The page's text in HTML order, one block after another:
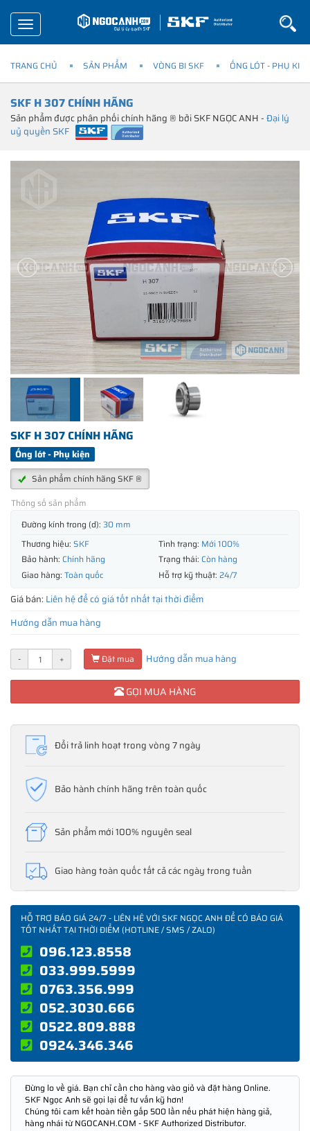
Toggle
navigation
TRANG CHỦ SẢN PHẨM VÒNG BI SKF ỐNG LÓT - PHỤ KIỆN
SKF H 307 CHÍNH HÃNG
Sản phẩm được phân phối chính hãng ® bởi SKF NGỌC ANH -Đại lý
uỷ quyền SKF
SKF H 307 CHÍNH HÃNG
Ống lót - Phụ kiện
Sản phẩm chính hãng SKF ®
Thông số sản phẩm
Đường kính trong (d): 30 mm
Thương hiệu: SKF Tình trạng: Mới 100%
Bảo hành: Chính hãng Trạng thái: Còn hàng
Giao hàng: Toàn quốc Hỗ trợ kỹ thuật: 24/7
Giá bán: Liên hệ để có giá tốt nhất tại thời điểm
Hướng dẫn mua hàng
- + Đặt mua Hướng dẫn mua hàng
GỌI MUA HÀNG
Đổi trả linh hoạt trong vòng 7 ngày
Bảo hành chính hãng trên toàn quốc
Sản phẩm mới 100% nguyên seal
Giao hàng toàn quốc tất cả các ngày trong tuần
HỖ TRỢ BÁO GIÁ 24/7 - LIÊN HỆ VỚI SKF NGỌC ANH ĐỂ CÓ BÁO GIÁ
TỐT NHẤT TẠI THỜI ĐIỂM (HOTLINE / SMS / ZALO)
096.123.8558
033.999.5999
0763.356.999
052.3030.666
0522.809.888
0924.346.346
Đừng lo về giá. Bạn chỉ cần cho hàng vào giỏ và đặt hàng Online.
SKF Ngọc Anh sẽ gọi lại để tư vấn kỹ hơn!
Chúng tôi cam kết hoàn tiền gấp 500 lần nếu phát hiện hàng giả,
hàng nhái từ NGOCANH.COM - SKF Authorized Distributor.